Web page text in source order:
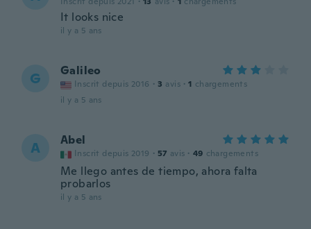
It looks nice
il y a 5 ans
G Galileo
Inscrit depuis 2016 · 3 avis · 1 chargements
il y a 5 ans
A Abel
Inscrit depuis 2019 · 57 avis · 49 chargements
Me llego antes de tiempo, ahora falta
probarlos
il y a 5 ans